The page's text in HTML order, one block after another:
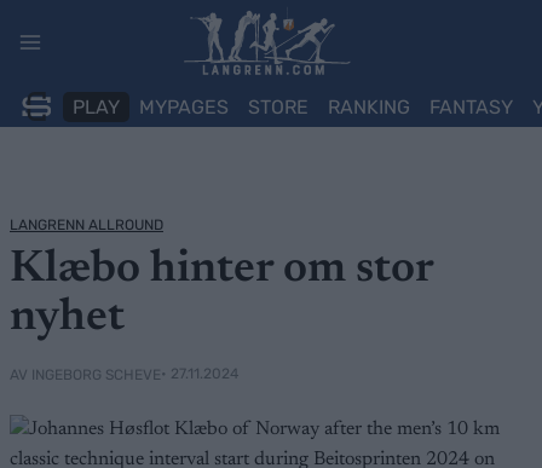
PLAY MYPAGES STORE RANKING FANTASY
LANGRENN ALLROUND
Klæbo hinter om stor
nyhet
AV INGEBORG SCHEVE• 27.11.2024